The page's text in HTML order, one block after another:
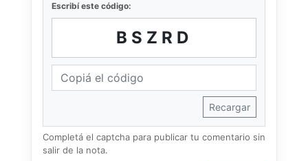
Escribí este código:
BSZRD
Recargar
Completá el captcha para publicar tu comentario sin
salir de la nota.